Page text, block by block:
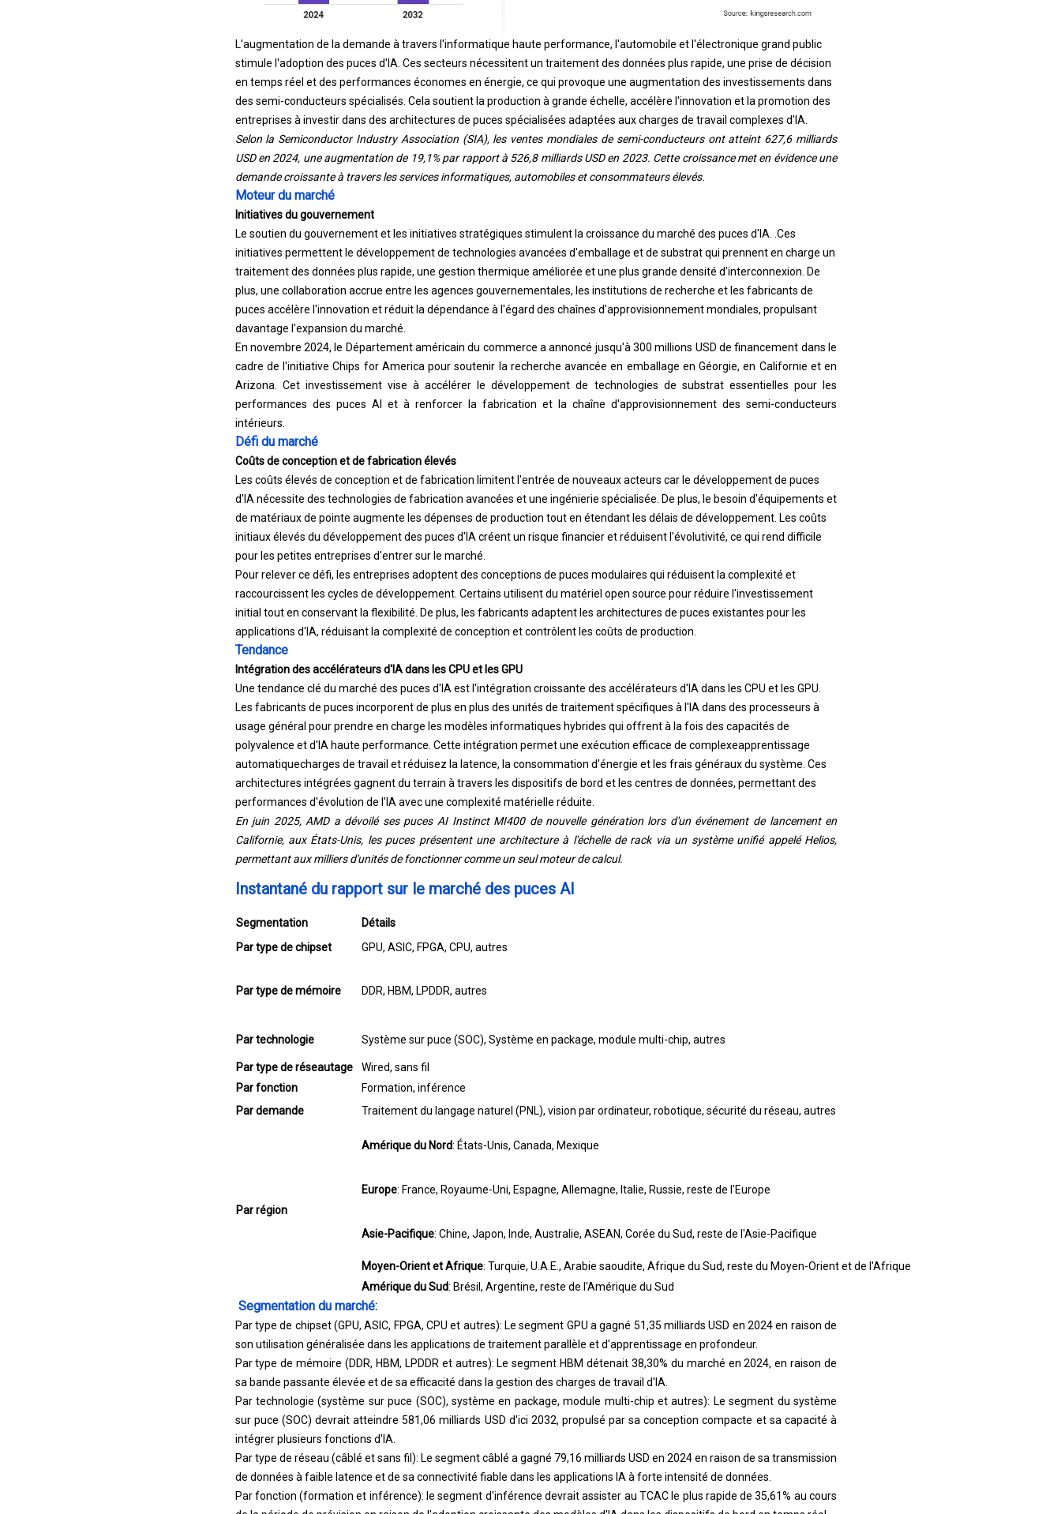
L'augmentation de la demande à travers l'informatique haute performance, l'automobile et l'électronique grand public
stimule l'adoption des puces d'IA. Ces secteurs nécessitent un traitement des données plus rapide, une prise de décision
en temps réel et des performances économes en énergie, ce qui provoque une augmentation des investissements dans
des semi-conducteurs spécialisés. Cela soutient la production à grande échelle, accélère l'innovation et la promotion des
entreprises à investir dans des architectures de puces spécialisées adaptées aux charges de travail complexes d'IA.
Selon la Semiconductor Industry Association (SIA), les ventes mondiales de semi-conducteurs ont atteint 627,6 milliards
USD en 2024, une augmentation de 19,1% par rapport à 526,8 milliards USD en 2023. Cette croissance met en évidence une
demande croissante à travers les services informatiques, automobiles et consommateurs élevés.
Moteur du marché
Initiatives du gouvernement
Le soutien du gouvernement et les initiatives stratégiques stimulent la croissance du marché des puces d'IA. .Ces
initiatives permettent le développement de technologies avancées d'emballage et de substrat qui prennent en charge un
traitement des données plus rapide, une gestion thermique améliorée et une plus grande densité d'interconnexion. De
plus, une collaboration accrue entre les agences gouvernementales, les institutions de recherche et les fabricants de
puces accélère l'innovation et réduit la dépendance à l'égard des chaînes d'approvisionnement mondiales, propulsant
davantage l'expansion du marché.
En novembre 2024, le Département américain du commerce a annoncé jusqu'à 300 millions USD de financement dans le
cadre de l'initiative Chips for America pour soutenir la recherche avancée en emballage en Géorgie, en Californie et en
Arizona. Cet investissement vise à accélérer le développement de technologies de substrat essentielles pour les
performances des puces AI et à renforcer la fabrication et la chaîne d'approvisionnement des semi-conducteurs
intérieurs.
Défi du marché
Coûts de conception et de fabrication élevés
Les coûts élevés de conception et de fabrication limitent l'entrée de nouveaux acteurs car le développement de puces
d'IA nécessite des technologies de fabrication avancées et une ingénierie spécialisée. De plus, le besoin d'équipements et
de matériaux de pointe augmente les dépenses de production tout en étendant les délais de développement. Les coûts
initiaux élevés du développement des puces d'IA créent un risque financier et réduisent l'évolutivité, ce qui rend difficile
pour les petites entreprises d'entrer sur le marché.
Pour relever ce défi, les entreprises adoptent des conceptions de puces modulaires qui réduisent la complexité et
raccourcissent les cycles de développement. Certains utilisent du matériel open source pour réduire l'investissement
initial tout en conservant la flexibilité. De plus, les fabricants adaptent les architectures de puces existantes pour les
applications d'IA, réduisant la complexité de conception et contrôlent les coûts de production.
Tendance
Intégration des accélérateurs d'IA dans les CPU et les GPU
Une tendance clé du marché des puces d'IA est l'intégration croissante des accélérateurs d'IA dans les CPU et les GPU.
Les fabricants de puces incorporent de plus en plus des unités de traitement spécifiques à l'IA dans des processeurs à
usage général pour prendre en charge les modèles informatiques hybrides qui offrent à la fois des capacités de
polyvalence et d'IA haute performance. Cette intégration permet une exécution efficace de complexeapprentissage
automatiquecharges de travail et réduisez la latence, la consommation d'énergie et les frais généraux du système. Ces
architectures intégrées gagnent du terrain à travers les dispositifs de bord et les centres de données, permettant des
performances d'évolution de l'IA avec une complexité matérielle réduite.
En juin 2025, AMD a dévoilé ses puces AI Instinct MI400 de nouvelle génération lors d'un événement de lancement en
Californie, aux États-Unis, les puces présentent une architecture à l'échelle de rack via un système unifié appelé Helios,
permettant aux milliers d'unités de fonctionner comme un seul moteur de calcul.
Instantané du rapport sur le marché des puces AI
Segmentation
Détails
Par type de chipset
GPU, ASIC, FPGA, CPU, autres
Par type de mémoire DDR, HBM, LPDDR, autres
Par technologie Système sur puce (SOC), Système en package, module multi-chip, autres
Par type de réseautage
Wired, sans fil
Par fonction
Formation, inférence
Par demande
Traitement du langage naturel (PNL), vision par ordinateur, robotique, sécurité du réseau, autres
Par région
Amérique du Nord: États-Unis, Canada, Mexique
Europe: France, Royaume-Uni, Espagne, Allemagne, Italie, Russie, reste de l'Europe
Asie-Pacifique: Chine, Japon, Inde, Australie, ASEAN, Corée du Sud, reste de l'Asie-Pacifique
Moyen-Orient et Afrique: Turquie, U.A.E., Arabie saoudite, Afrique du Sud, reste du Moyen-Orient et de l'Afrique
Amérique du Sud: Brésil, Argentine, reste de l'Amérique du Sud
Segmentation du marché:
Par type de chipset (GPU, ASIC, FPGA, CPU et autres): Le segment GPU a gagné 51,35 milliards USD en 2024 en raison de
son utilisation généralisée dans les applications de traitement parallèle et d'apprentissage en profondeur.
Par type de mémoire (DDR, HBM, LPDDR et autres): Le segment HBM détenait 38,30% du marché en 2024, en raison de
sa bande passante élevée et de sa efficacité dans la gestion des charges de travail d'IA.
Par technologie (système sur puce (SOC), système en package, module multi-chip et autres): Le segment du système
sur puce (SOC) devrait atteindre 581,06 milliards USD d'ici 2032, propulsé par sa conception compacte et sa capacité à
intégrer plusieurs fonctions d'IA.
Par type de réseau (câblé et sans fil): Le segment câblé a gagné 79,16 milliards USD en 2024 en raison de sa transmission
de données à faible latence et de sa connectivité fiable dans les applications IA à forte intensité de données.
Par fonction (formation et inférence): le segment d'inférence devrait assister au TCAC le plus rapide de 35,61% au cours